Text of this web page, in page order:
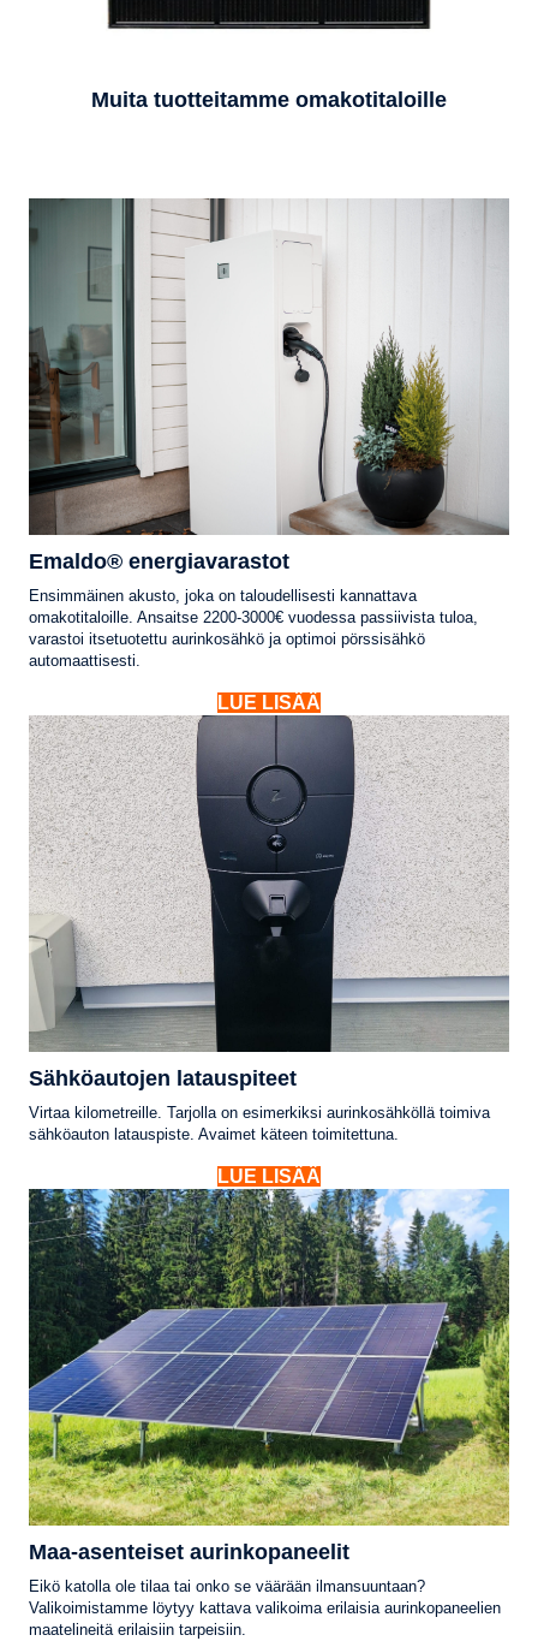
Muita tuotteitamme omakotitaloille
Emaldo® energiavarastot
Ensimmäinen akusto, joka on taloudellisesti kannattava
omakotitaloille. Ansaitse 2200-3000€ vuodessa passiivista tuloa,
varastoi itsetuotettu aurinkosähkö ja optimoi pörssisähkö
automaattisesti.
LUE LISÄÄ
Sähköautojen latauspiteet
Virtaa kilometreille. Tarjolla on esimerkiksi aurinkosähköllä toimiva
sähköauton latauspiste. Avaimet käteen toimitettuna.
LUE LISÄÄ
Maa-asenteiset aurinkopaneelit
Eikö katolla ole tilaa tai onko se väärään ilmansuuntaan?
Valikoimistamme löytyy kattava valikoima erilaisia aurinkopaneelien
maatelineitä erilaisiin tarpeisiin.